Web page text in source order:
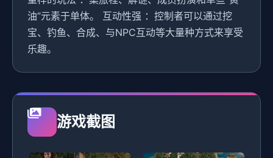
油”元素于单体。 互动性强 ：控制者可以通过挖
宝、钓鱼、合成、与NPC互动等大量种方式来享受
乐趣。
游戏截图